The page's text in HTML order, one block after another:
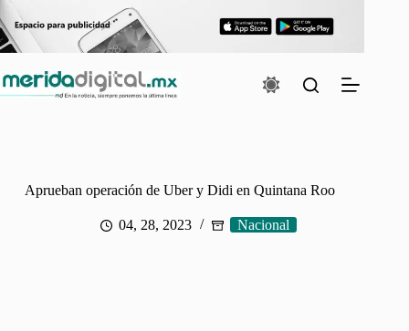
al
contenido
Aprueban operación de Uber y Didi en Quintana Roo
04, 28, 2023 Nacional